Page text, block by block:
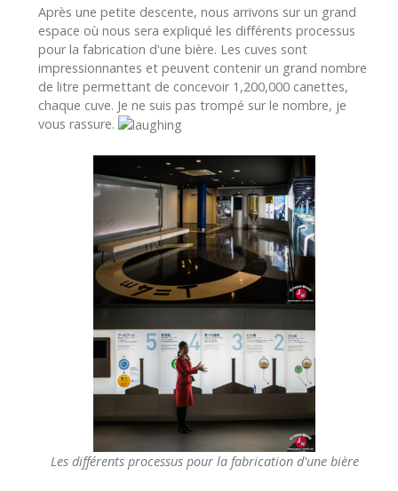
Après une petite descente, nous arrivons sur un grand
espace où nous sera expliqué les différents processus
pour la fabrication d'une bière. Les cuves sont
impressionnantes et peuvent contenir un grand nombre
de litre permettant de concevoir 1,200,000 canettes,
chaque cuve. Je ne suis pas trompé sur le nombre, je
vous rassure.
Les différents processus pour la fabrication d'une bière